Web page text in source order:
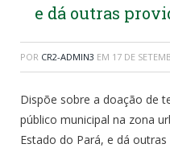
e dá outras
POR CR2-ADMIN3 EM 17 DE
Dispõe sobre a doação de
público municipal na zona
Estado do Pará, e dá outras